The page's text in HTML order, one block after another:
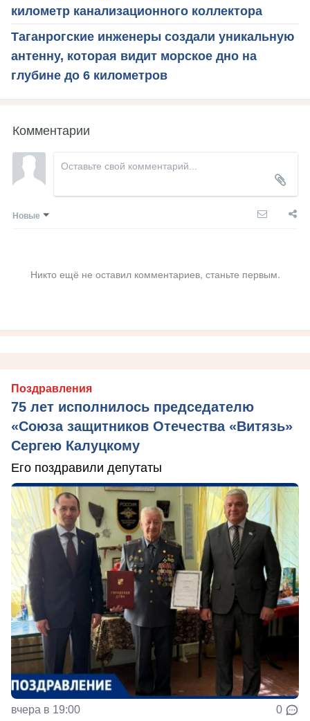
километр канализационного коллектора
Таганрогские инженеры создали уникальную
антенну, которая видит морское дно на
глубине до 6 километров
Комментарии
Новые
Никто ещё не оставил комментариев, станьте первым.
Поздравления
75 лет исполнилось председателю
«Союза защитников Отечества «Витязь»
Сергею Калуцкому
Его поздравили депутаты
вчера в 19:00 0